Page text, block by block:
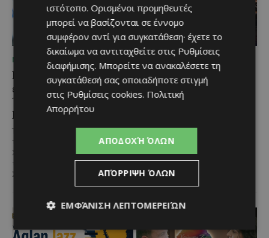
ΜΈΝΟΥΜΕ ΕΝΗΜΕΡΩΜΈΝΟΙ
Επένδυση €31 εκατ. για
εκσυγχρονισμό των
Υπηρεσιών Κοινωνικής
Ευημερίας
Το έργο υλοποιείται στο πλαίσιο
του Προγράμματος Πολιτικής
Συνοχής «ΘΑΛΕΙΑ2021-2027», με
τη συγχρηματοδότησης της ΕΕ
Σε μία από τις...
ΜΈΝΟΥΜΕ ΕΝΗΜΕΡΩΜΈΝΟΙ
Νέα διεθνής διάκριση και
παγκόσμιο ρεκόρ για το
Nissan Qashqai e-
αποδεικνύει στην πράξη την
αποδοτικότητα της τεχνολογίας
του κατακτώντας τίτλο στα
Guinness World Records....
ιστότοπο. Ορισμένοι προμηθευτές
μπορεί να βασίζονται σε έννομο
συμφέρον αντί για συγκατάθεση· έχετε το
δικαίωμα να αντιταχθείτε στις Ρυθμίσεις
διαφήμισης. Μπορείτε να ανακαλέσετε τη
συγκατάθεσή σας οποιαδήποτε στιγμή
στις Ρυθμίσεις cookies. Πολιτική
Απορρήτου
ΑΠΟΔΟΧΉ ΌΛΩΝ
ΑΠΌΡΡΙΨΗ ΌΛΩΝ
ΕΜΦΆΝΙΣΗ ΛΕΠΤΟΜΕΡΕΙΏΝ